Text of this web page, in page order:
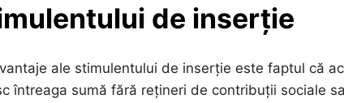
de inserție
ale stimulentului de inserție este faptul că
întreaga sumă fără rețineri de contribuții sociale